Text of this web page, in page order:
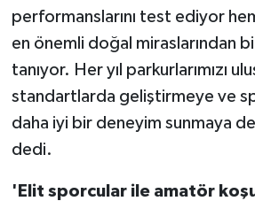
performanslarını test ediyor
en önemli doğal miraslarından
tanıyor. Her yıl parkurlarımızı
standartlarda geliştirmeye ve
daha iyi bir deneyim sunmaya
dedi.
'Elit sporcular ile amatör